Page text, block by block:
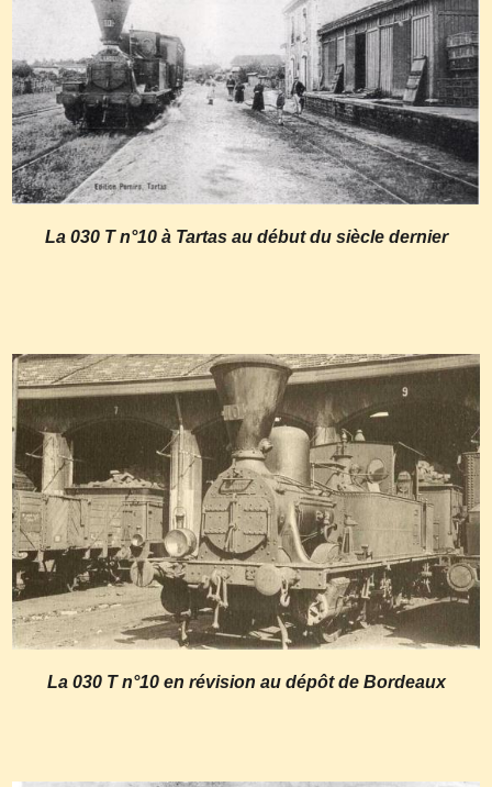
La 030 T n°10 à Tartas au début du siècle dernier
La 030 T n°10 en révision au dépôt de Bordeaux